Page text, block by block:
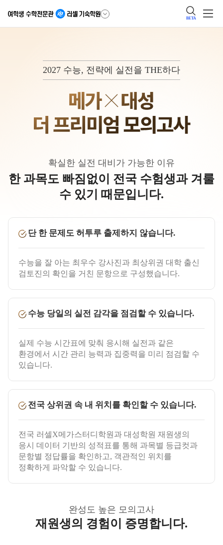
BETA
2027 수능, 전략에 실전을 THE하다
확실한 실전 대비가 가능한 이유
한 과목도 빠짐없이 전국 수험생과 겨룰
수 있기 때문입니다.
단 한 문제도 허투루 출제하지 않습니다.
수능을 잘 아는 최우수 강사진과 최상위권 대학 출신
검토진의 확인을 거친 문항으로 구성했습니다.
수능 당일의 실전 감각을 점검할 수 있습니다.
실제 수능 시간표에 맞춰 응시해 실전과 같은
환경에서 시간 관리 능력과 집중력을 미리 점검할 수
있습니다.
전국 상위권 속 내 위치를 확인할 수 있습니다.
전국 러셀X메가스터디학원과 대성학원 재원생의
응시 데이터 기반의 성적표를 통해 과목별 등급컷과
문항별 정답률을 확인하고, 객관적인 위치를
정확하게 파악할 수 있습니다.
완성도 높은 모의고사
재원생의 경험이 증명합니다.